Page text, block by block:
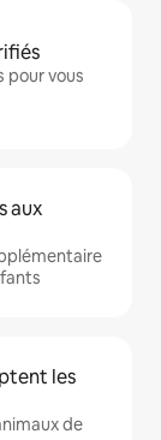
pour vous
aux
les
de